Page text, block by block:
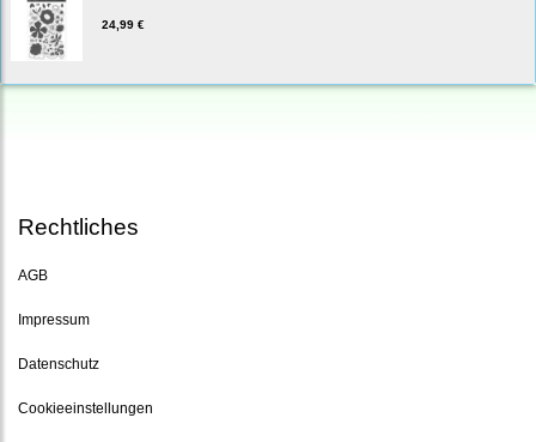
24,99 €
Rechtliches
AGB
Impressum
Datenschutz
Cookieeinstellungen